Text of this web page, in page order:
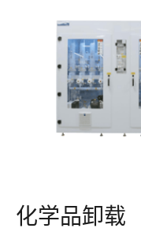
化学品卸载